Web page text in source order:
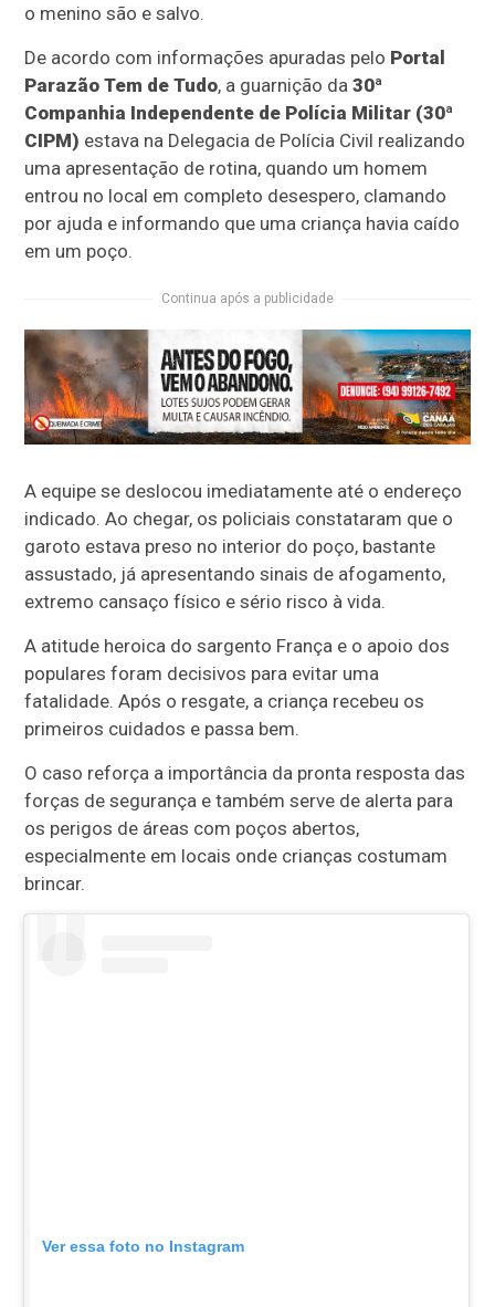
o menino são e salvo.
De acordo com informações apuradas pelo Portal
Parazão Tem de Tudo, a guarnição da30ª
Companhia Independente de Polícia Militar (30ª
CIPM) estava na Delegacia de Polícia Civil realizando
uma apresentação de rotina, quando um homem
entrou no local em completo desespero, clamando
por ajuda e informando que uma criança havia caído
em um poço.
Continua após a publicidade
A equipe se deslocou imediatamente até o endereço
indicado. Ao chegar, os policiais constataram que o
garoto estava preso no interior do poço, bastante
assustado, já apresentando sinais de afogamento,
extremo cansaço físico e sério risco à vida.
A atitude heroica do sargento França e o apoio dos
populares foram decisivos para evitar uma
fatalidade. Após o resgate, a criança recebeu os
primeiros cuidados e passa bem.
O caso reforça a importância da pronta resposta das
forças de segurança e também serve de alerta para
os perigos de áreas com poços abertos,
especialmente em locais onde crianças costumam
brincar.
Ver essa foto no Instagram